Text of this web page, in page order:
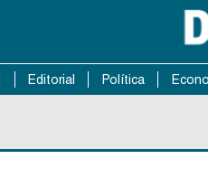
Editorial Política